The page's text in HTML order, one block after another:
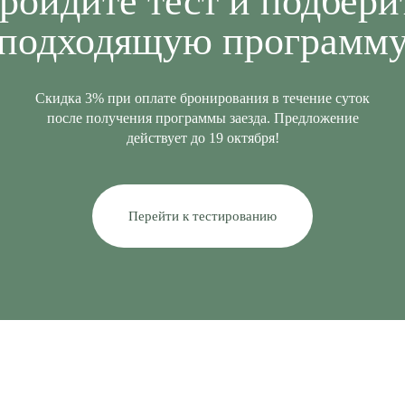
Скидка 3% при оплате бронирования в течение суток
после получения программы заезда. Предложение
действует до 19 октября!
Перейти к тестированию